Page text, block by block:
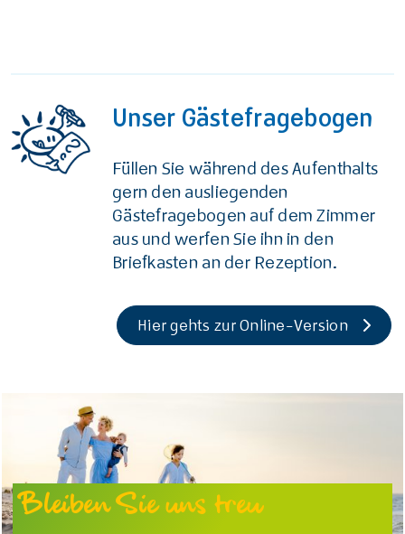
Unser Gästefragebogen
Füllen Sie während des Aufenthalts
gern den ausliegenden
Gästefragebogen auf dem Zimmer
aus und werfen Sie ihn in den
Briefkasten an der Rezeption.
Hier gehts zur Online-Version
Bleiben Sie uns treu